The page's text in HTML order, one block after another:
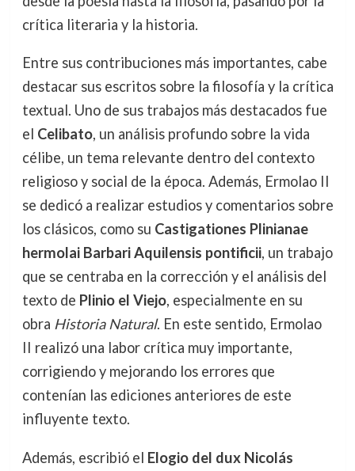
crítica literaria y la historia.
Entre sus contribuciones más importantes, cabe
destacar sus escritos sobre la filosofía y la crítica
textual. Uno de sus trabajos más destacados fue
el Celibato, un análisis profundo sobre la vida
célibe, un tema relevante dentro del contexto
religioso y social de la época. Además, Ermolao II
se dedicó a realizar estudios y comentarios sobre
los clásicos, como su Castigationes Plinianae
hermolai Barbari Aquilensis pontificii, un trabajo
que se centraba en la corrección y el análisis del
texto de Plinio el Viejo, especialmente en su
obra Historia Natural. En este sentido, Ermolao
II realizó una labor crítica muy importante,
corrigiendo y mejorando los errores que
contenían las ediciones anteriores de este
influyente texto.
Además, escribió el Elogio del dux Nicolás